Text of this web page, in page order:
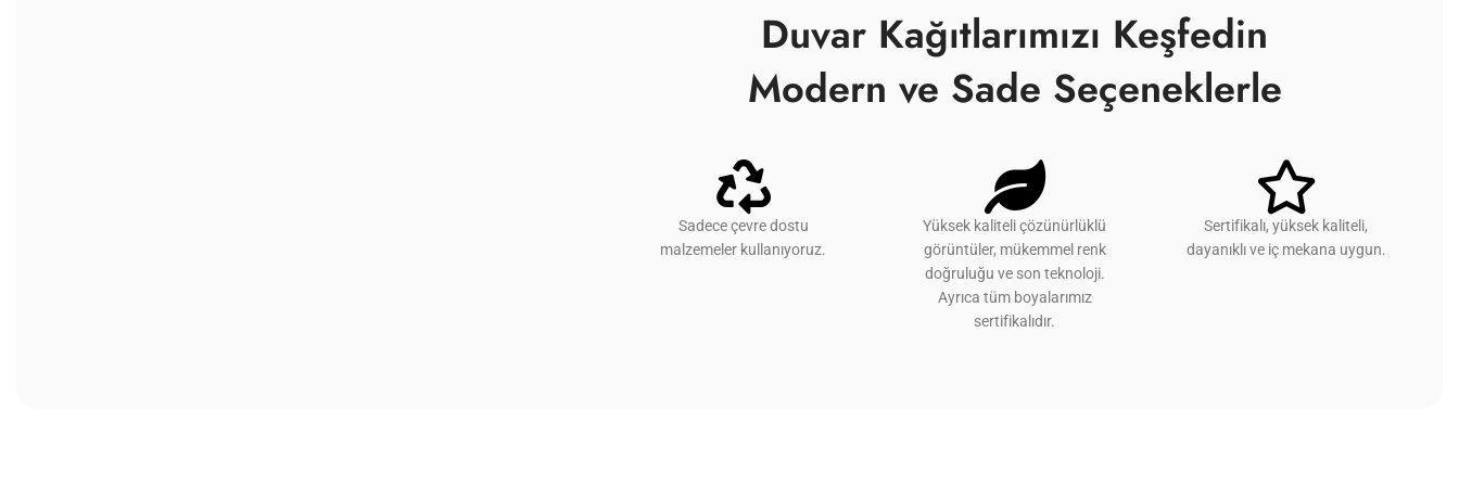
Duvar Kağıtlarımızı Keşfedin
Modern ve Sade Seçeneklerle
Sadece çevre dostu
malzemeler kullanıyoruz.
Yüksek kaliteli çözünürlüklü
görüntüler, mükemmel renk
doğruluğu ve son teknoloji.
Ayrıca tüm boyalarımız
sertifikalıdır.
Sertifikalı, yüksek kaliteli,
dayanıklı ve iç mekana uygun.